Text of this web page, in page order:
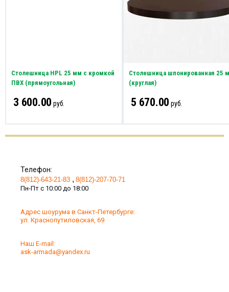
Столешница HPL 25 мм с кромкой
ПВХ (прямоугольная)
3 600.00 руб.
Столешница шпонированная 25
(круглая)
5 670.00 руб.
Телефон:
8(812)-643-21-83
8(812)-207-70-71
Пн-Пт с 10:00 до 18:00
Адрес шоурума в Санкт-Петербурге:
ул. Краснопутиловская, 69
Наш Е-mail:
ask-armada@yandex.ru